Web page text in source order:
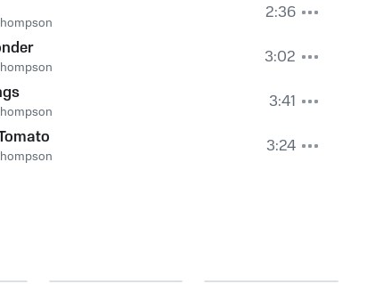
2:36
3:02
3:41
3:24